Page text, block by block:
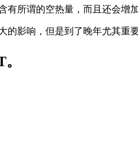
有所谓的空热量，而且还会增
的影响，但是到了晚年尤其重